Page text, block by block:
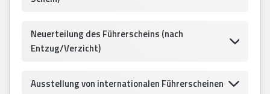
Neuerteilung des Führerscheins (nach
Entzug/Verzicht)
Ausstellung von internationalen Führerscheinen